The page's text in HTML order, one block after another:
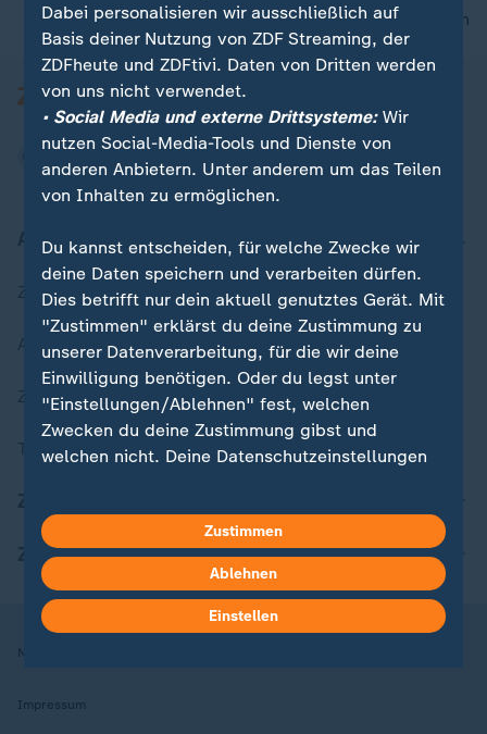
nach oben
Aktuell bei ZDFheute
Zuletzt veröffentlicht
Aktuelle Sendungs-Videos
ZDFheute Stories
Themen im Überblick
ZDFheute Apps
Nutzungsbedingungen
Impressum
Dabei personalisieren wir ausschließlich auf
Basis deiner Nutzung von ZDF Streaming, der
ZDFheute und ZDFtivi. Daten von Dritten werden
von uns nicht verwendet.
• Social Media und externe Drittsysteme:Wir
nutzen Social-Media-Tools und Dienste von
anderen Anbietern. Unter anderem um das Teilen
von Inhalten zu ermöglichen.
Du kannst entscheiden, für welche Zwecke wir
deine Daten speichern und verarbeiten dürfen.
Dies betrifft nur dein aktuell genutztes Gerät. Mit
"Zustimmen" erklärst du deine Zustimmung zu
unserer Datenverarbeitung, für die wir deine
Einwilligung benötigen. Oder du legst unter
"Einstellungen/Ablehnen" fest, welchen
Zwecken du deine Zustimmung gibst und
welchen nicht. Deine Datenschutzeinstellungen
Hier findest du das Impressum.
Weitere Informationen findest du in unserer
Datenschutzerklärung.
Zustimmen
Ablehnen
Einstellen